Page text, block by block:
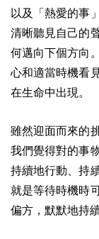
以及「熱愛的事
清晰聽見自己的
何邁向下個方向
心和適當時機看
在生命中出現。
雖然迎面而來的
我們覺得對的事
持續地行動、持
就是等待時機時
偏方，默默地持